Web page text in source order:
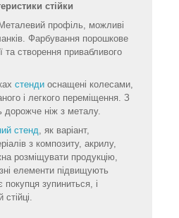
стійки
профіль, можливі
Фарбування порошкове
та створення привабливого
стенди оснащені колесами,
і легкого переміщення. З
дорожче ніж з металу.
стенд, як варіант,
з композиту, акрилу,
розміщувати продукцію,
елементи підвищують
зупиниться, і
стійці.